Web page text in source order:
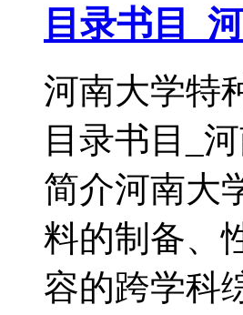
目录书目_
河南大学特
目录书目_
简介河南大
料的制备、
容的跨学科